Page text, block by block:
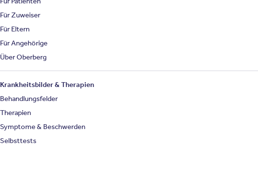
Für Zuweiser
Für Eltern
Für Angehörige
Über Oberberg
Krankheitsbilder & Therapien
Behandlungsfelder
Therapien
Symptome & Beschwerden
Selbsttests